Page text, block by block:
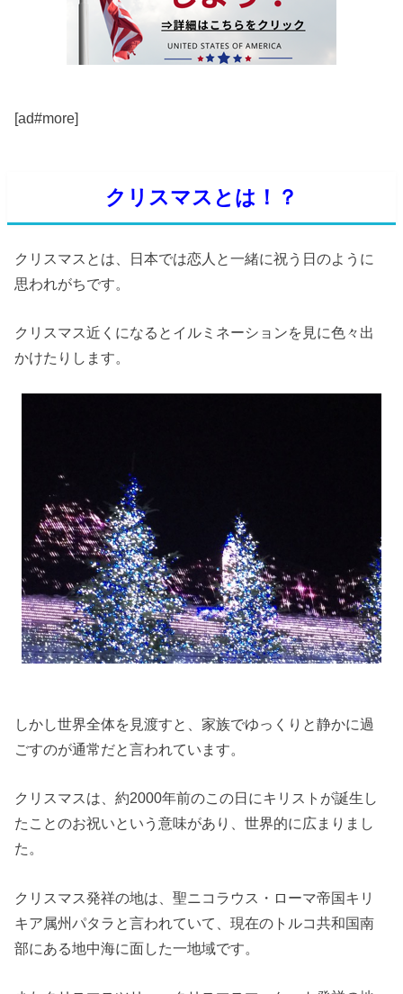
[ad#more]
クリスマスとは！？
クリスマスとは、日本では恋人と一緒に祝う日のように
思われがちです。
クリスマス近くになるとイルミネーションを見に色々出
かけたりします。
しかし世界全体を見渡すと、家族でゆっくりと静かに過
ごすのが通常だと言われています。
クリスマスは、約2000年前のこの日にキリストが誕生し
たことのお祝いという意味があり、世界的に広まりまし
た。
クリスマス発祥の地は、聖ニコラウス・ローマ帝国キリ
キア属州パタラと言われていて、現在のトルコ共和国南
部にある地中海に面した一地域です。